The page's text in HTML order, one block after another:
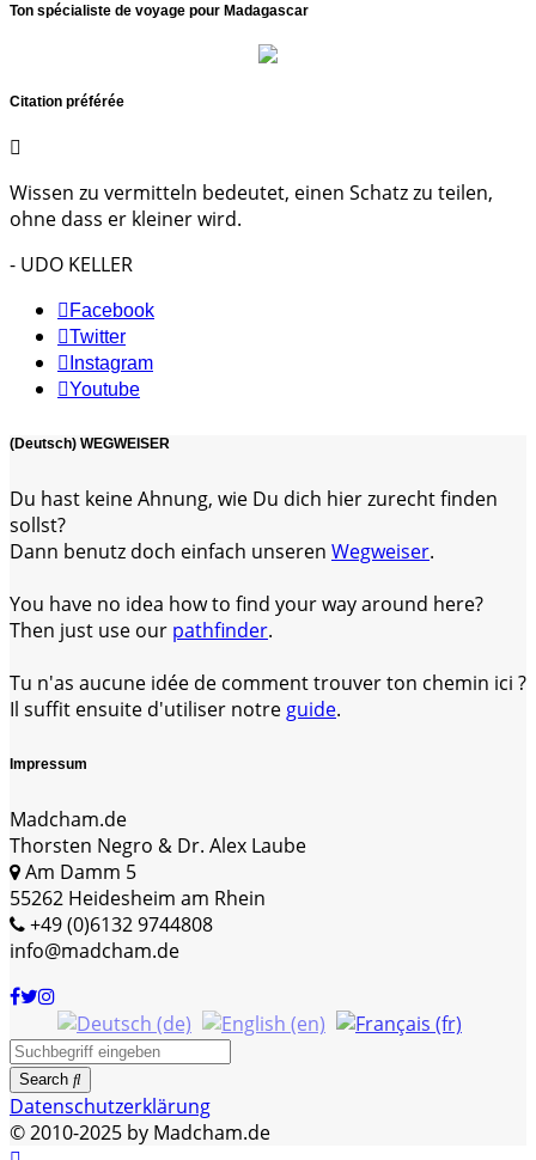
Ton spécialiste de voyage pour Madagascar
Citation préférée
Wissen zu vermitteln bedeutet, einen Schatz zu teilen,
ohne dass er kleiner wird.
- UDO KELLER
Facebook
Twitter
Instagram
Youtube
(Deutsch) WEGWEISER
Du hast keine Ahnung, wie Du dich hier zurecht finden
sollst?
Dann benutz doch einfach unseren Wegweiser.
You have no idea how to find your way around here?
Then just use our pathfinder.
Tu n'as aucune idée de comment trouver ton chemin ici ?
Il suffit ensuite d'utiliser notre guide.
Impressum
Madcham.de
Thorsten Negro & Dr. Alex Laube
Am Damm 5
55262 Heidesheim am Rhein
+49 (0)6132 9744808
info@madcham.de
Search
Datenschutzerklärung
© 2010-2025 by Madcham.de